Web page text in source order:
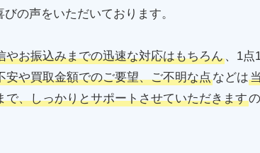
の声をいただいております。
やお振込みまでの迅速な対応はもちろん、1点
安や買取金額でのご要望、ご不明な点などは
で、しっかりとサポートさせていただきます